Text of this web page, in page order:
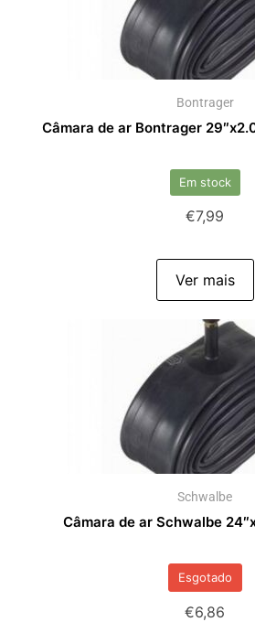
Bontrager
Câmara de ar Bontrager
Em stock
€7,99
Ver mais
Schwalbe
Câmara de ar Schwalbe
Esgotado
€6,86